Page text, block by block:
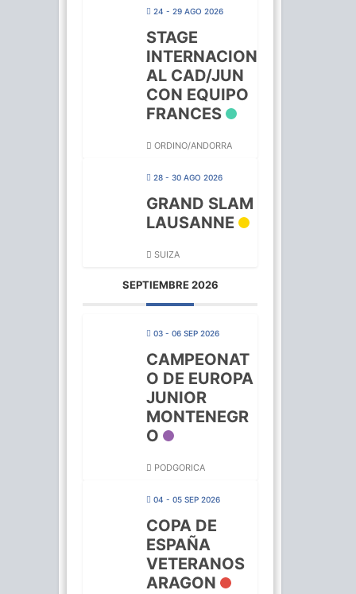
24 - 29 AGO 2026
STAGE
INTERNACION
AL CAD/JUN
CON EQUIPO
FRANCES
ORDINO/ANDORRA
28 - 30 AGO 2026
GRAND SLAM
LAUSANNE
SUIZA
SEPTIEMBRE 2026
03 - 06 SEP 2026
CAMPEONAT
O DE EUROPA
JUNIOR
MONTENEGR
O
PODGORICA
04 - 05 SEP 2026
COPA DE
ESPAÑA
VETERANOS
ARAGON